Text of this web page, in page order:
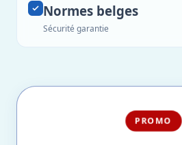
Normes belges
Sécurité garantie
PROMO